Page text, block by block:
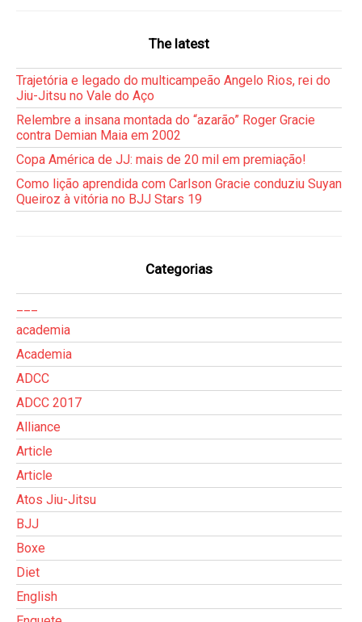
The latest
Trajetória e legado do multicampeão Angelo Rios, rei do
Jiu-Jitsu no Vale do Aço
Relembre a insana montada do “azarão” Roger Gracie
contra Demian Maia em 2002
Copa América de JJ: mais de 20 mil em premiação!
Como lição aprendida com Carlson Gracie conduziu Suyan
Queiroz à vitória no BJJ Stars 19
Categorias
academia
Academia
ADCC
ADCC 2017
Alliance
Article
Article
Atos Jiu-Jitsu
BJJ
Boxe
Diet
English